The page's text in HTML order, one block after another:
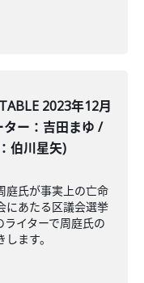
2023年12月
ター：吉田まゆ /
伯川星矢)
庭氏が事実上の亡命
にあたる区議会選挙
イターで周庭氏の
ます。